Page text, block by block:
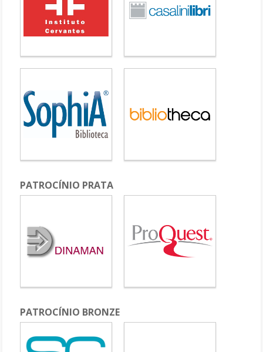
PATROCÍNIO PRATA
PATROCÍNIO BRONZE